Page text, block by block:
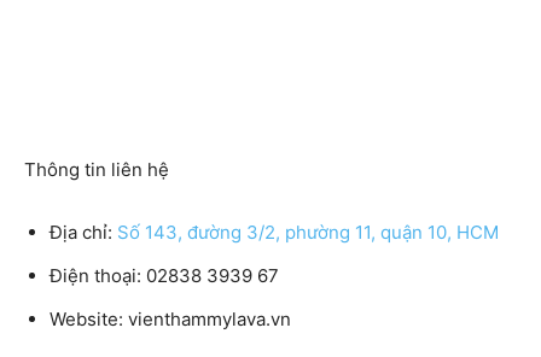
Thông tin liên hệ
Địa chỉ: Số 143, đường 3/2, phường 11, quận 10, HCM
Điện thoại: 02838 3939 67
Website: vienthammylava.vn